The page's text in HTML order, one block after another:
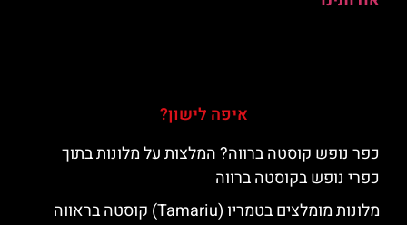
איפה לישון?
כפר נופש קוסטה ברווה? המלצות על מלונות בתוך
כפרי נופש בקוסטה ברווה
מלונות מומלצים בטמריו (Tamariu) קוסטה בראווה